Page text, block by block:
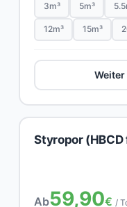
3m³ 5m³
12m³ 15m³
Styropor
Ab59,90€ /